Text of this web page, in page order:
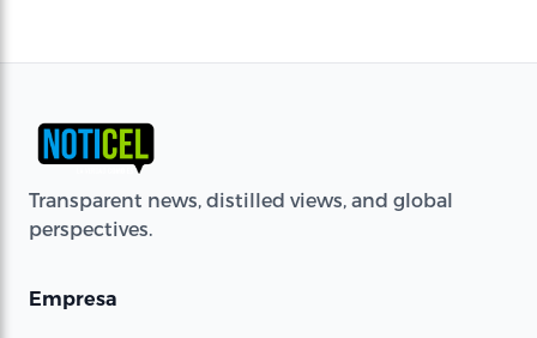
Transparent news, distilled views, and global
perspectives.
Empresa